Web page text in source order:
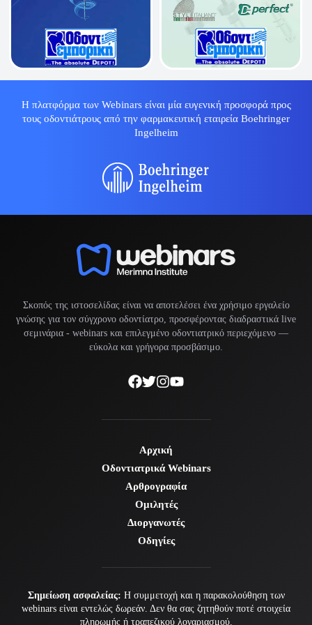
Η πλατφόρμα των Webinars είναι μία ευγενική προσφορά προς
τους οδοντιάτρους από την φαρμακευτική εταιρεία Boehringer
Ingelheim
Σκοπός της ιστοσελίδας είναι να αποτελέσει ένα χρήσιμο εργαλείο
γνώσης για τον σύγχρονο οδοντίατρο, προσφέροντας διαδραστικά live
σεμινάρια - webinars και επιλεγμένο οδοντιατρικό περιεχόμενο —
εύκολα και γρήγορα προσβάσιμο.
Αρχική
Οδοντιατρικά Webinars
Αρθρογραφία
Ομιλητές
Διοργανωτές
Οδηγίες
Σημείωση ασφαλείας: Η συμμετοχή και η παρακολούθηση των
webinars είναι εντελώς δωρεάν. Δεν θα σας ζητηθούν ποτέ στοιχεία
πληρωμής ή τραπεζικού λογαριασμού.